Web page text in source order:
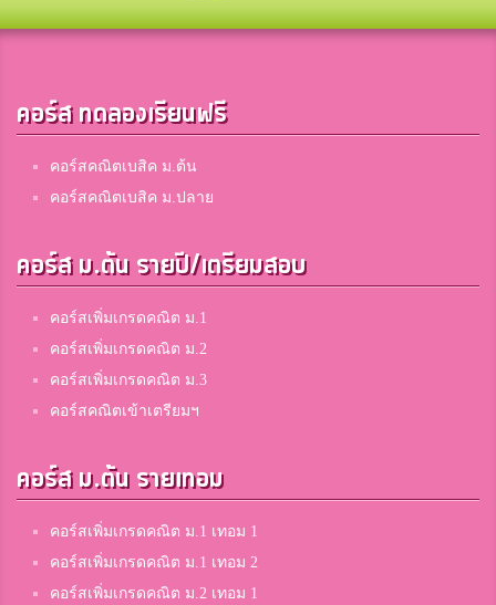
คอร์ส ทดลองเรียนฟรี
คอร์สคณิตเบสิค ม.ต้น
คอร์สคณิตเบสิค ม.ปลาย
คอร์ส ม.ต้น รายปี/เตรียมสอบ
คอร์สเพิ่มเกรดคณิต ม.1
คอร์สเพิ่มเกรดคณิต ม.2
คอร์สเพิ่มเกรดคณิต ม.3
คอร์สคณิตเข้าเตรียมฯ
คอร์ส ม.ต้น รายเทอม
คอร์สเพิ่มเกรดคณิต ม.1 เทอม 1
คอร์สเพิ่มเกรดคณิต ม.1 เทอม 2
คอร์สเพิ่มเกรดคณิต ม.2 เทอม 1